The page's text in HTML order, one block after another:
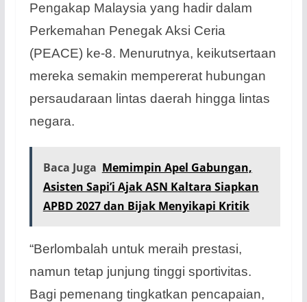
Pengakap Malaysia yang hadir dalam
Perkemahan Penegak Aksi Ceria
(PEACE) ke-8. Menurutnya, keikutsertaan
mereka semakin mempererat hubungan
persaudaraan lintas daerah hingga lintas
negara.
Baca Juga Memimpin Apel Gabungan,
Asisten Sapi’i Ajak ASN Kaltara Siapkan
APBD 2027 dan Bijak Menyikapi Kritik
“Berlombalah untuk meraih prestasi,
namun tetap junjung tinggi sportivitas.
Bagi pemenang tingkatkan pencapaian,